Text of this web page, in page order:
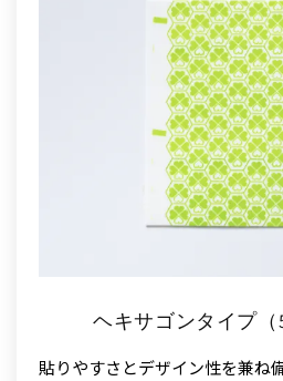
ヘキサゴンタイプ（
貼りやすさとデザイン性を兼ね